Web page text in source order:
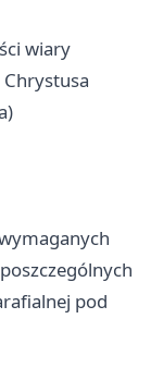
wiary
pod